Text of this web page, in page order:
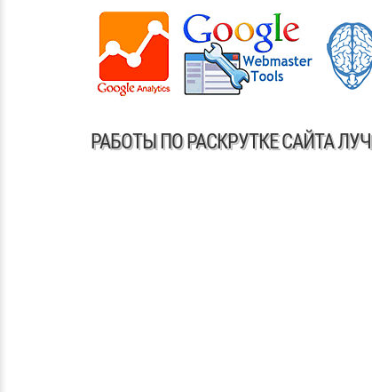
РАБОТЫ ПО РАСКРУТКЕ САЙТА